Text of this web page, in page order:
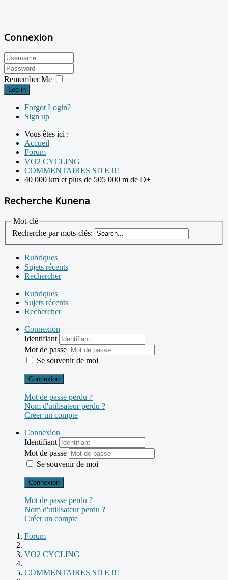
Connexion
Remember Me
Log in
Forgot Login?
Sign up
Vous êtes ici :
Accueil
Forum
VO2 CYCLING
COMMENTAIRES SITE !!!
40 000 km et plus de 505 000 m de D+
Recherche Kunena
Mot-clé
Recherche par mots-clés:
Rubriques
Sujets récents
Rechercher
Rubriques
Sujets récents
Rechercher
Connexion
Identifiant
Mot de passe
Se souvenir de moi
Connexion
Mot de passe perdu ?
Nom d'utilisateur perdu ?
Créer un compte
Connexion
Identifiant
Mot de passe
Se souvenir de moi
Connexion
Mot de passe perdu ?
Nom d'utilisateur perdu ?
Créer un compte
Forum
VO2 CYCLING
COMMENTAIRES SITE !!!